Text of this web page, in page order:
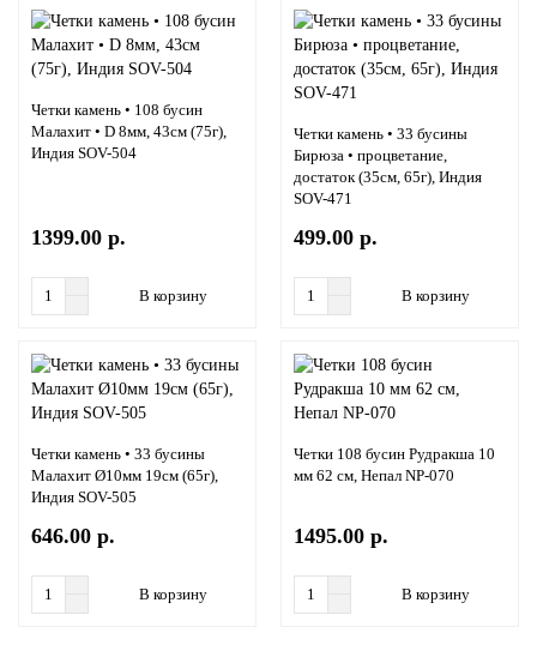
Четки камень • 108 бусин
Малахит • D 8мм, 43см (75г),
Индия SOV-504
1399.00 р.
В корзину
Четки камень • 33 бусины
Бирюза • процветание,
достаток (35см, 65г), Индия
SOV-471
499.00 р.
В корзину
Четки камень • 33 бусины
Малахит Ø10мм 19см (65г),
Индия SOV-505
646.00 р.
В корзину
Четки 108 бусин Рудракша 10
мм 62 см, Непал NP-070
1495.00 р.
В корзину